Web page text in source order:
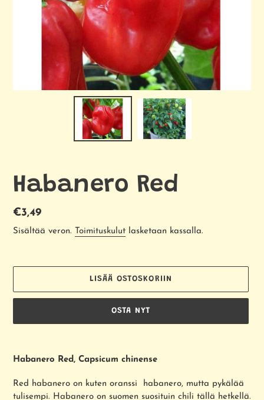
Habanero Red
Normaalihinta
€3,49
Sisältää veron. Toimituskulut lasketaan kassalla.
LISÄÄ OSTOSKORIIN
OSTA NYT
lisääminen
Habanero Red, Capsicum chinense
Red habanero on kuten oranssi habanero, mutta pykälää
tulisempi. Habanero on suomen suosituin chili tällä hetkellä.